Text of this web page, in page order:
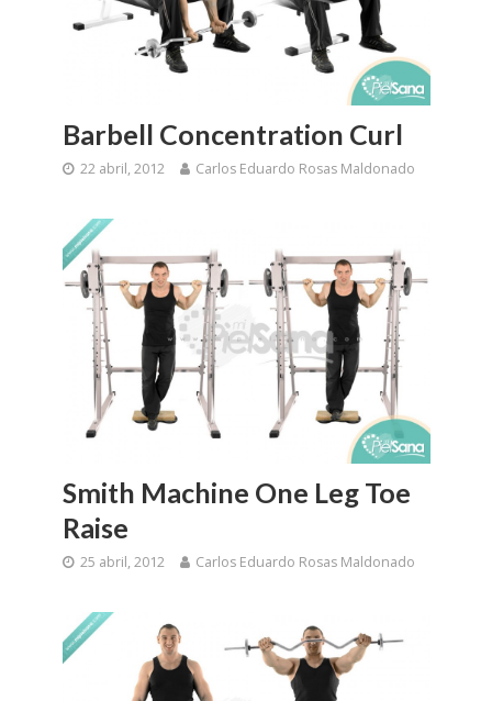
Barbell Concentration Curl
22 abril, 2012 Carlos Eduardo Rosas Maldonado
Smith Machine One Leg Toe
Raise
25 abril, 2012 Carlos Eduardo Rosas Maldonado